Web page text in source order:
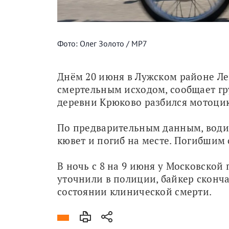
Фото: Олег Золото / МР7
Днём 20 июня в Лужском районе
смертельным исходом, сообщает
деревни Крюково разбился
По предварительным данным,
кювет и погиб на месте. Погибшим
В ночь с 8 на 9 июня у
уточнили в полиции, байкер
состоянии клинической смерти.